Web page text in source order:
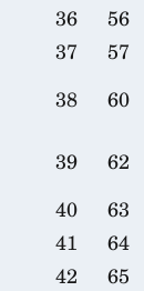
36
56
37
57
38
60
39
62
40
63
41
64
42
65